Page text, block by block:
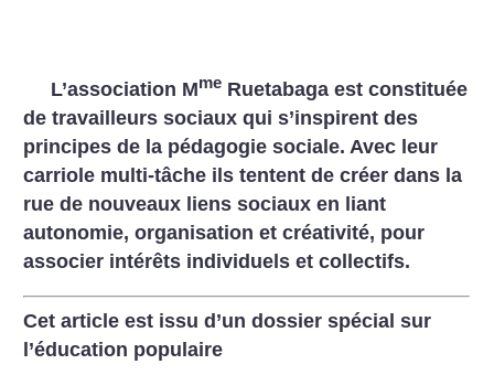
L’association Mme Ruetabaga est constituée
de travailleurs sociaux qui s’inspirent des
principes de la pédagogie sociale. Avec leur
carriole multi-tâche ils tentent de créer dans la
rue de nouveaux liens sociaux en liant
autonomie, organisation et créativité, pour
associer intérêts individuels et collectifs.
Cet article est issu d’un dossier spécial sur
l’éducation populaire